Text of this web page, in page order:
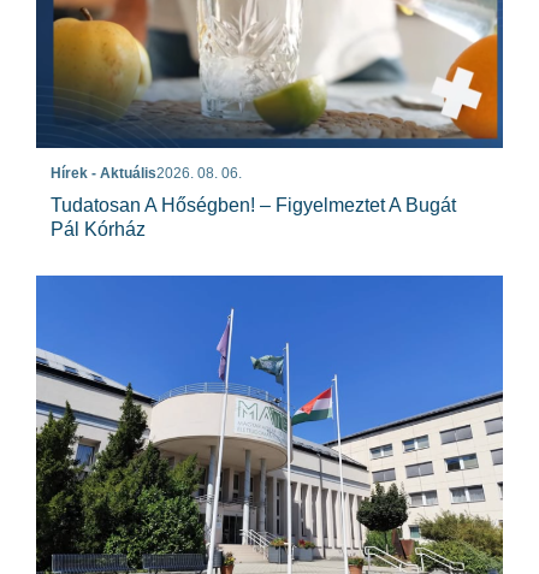
Hírek - Aktuális2026. 08. 06.
Tudatosan A Hőségben! – Figyelmeztet A Bugát
Pál Kórház